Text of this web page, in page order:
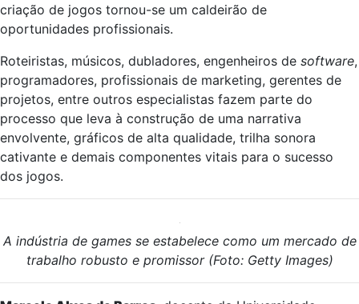
criação de jogos tornou-se um caldeirão de
oportunidades profissionais.
Roteiristas, músicos, dubladores, engenheiros de software,
programadores, profissionais de marketing, gerentes de
projetos, entre outros especialistas fazem parte do
processo que leva à construção de uma narrativa
envolvente, gráficos de alta qualidade, trilha sonora
cativante e demais componentes vitais para o sucesso
dos jogos.
A indústria de games se estabelece como um mercado de
trabalho robusto e promissor (Foto: Getty Images)